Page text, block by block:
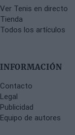
Ver Tenis en directo
Tienda
Todos los artículos
INFORMACIÓN
Contacto
Legal
Publicidad
Equipo de autores